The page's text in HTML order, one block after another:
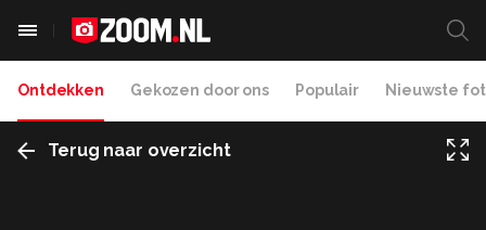
Ontdekken Gekozen door ons Populair Nieuwste
Terug naar overzicht